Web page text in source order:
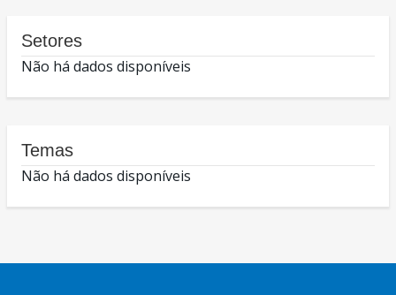
Setores
Não há dados disponíveis
Temas
Não há dados disponíveis